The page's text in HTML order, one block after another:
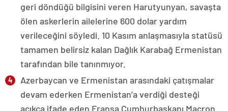
geri döndüğü bilgisini veren Harutyunyan, savaşta
ölen askerlerin ailelerine 600 dolar yardım
verileceğini söyledi. 10 Kasım anlaşmasıyla statüsü
tamamen belirsiz kalan Dağlık Karabağ Ermenistan
tarafından bile tanınmıyor.
Azerbaycan ve Ermenistan arasındaki çatışmalar
devam ederken Ermenistan’a verdiği desteği
açıkça ifade eden Fransa Cumhurbaşkanı Macron